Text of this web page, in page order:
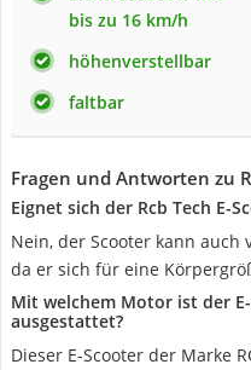
bis zu 16 km/h
höhenverstellbar
faltbar
Fragen und Antworten zu
Eignet sich der Rcb Tech E-
Nein, der Scooter kann auch
da er sich für eine
Mit welchem Motor ist der
ausgestattet?
Dieser E-Scooter der Marke